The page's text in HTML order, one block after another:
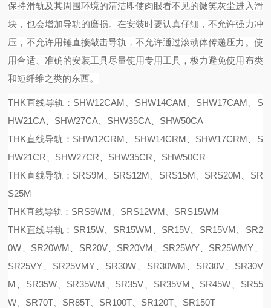
保持滑轨及其周围环境的清洁即使肉眼看不见的微笑灰尘进入滑
块，也会增加导轨的磨损。 在安装时要认真仔细，不允许强力冲
压，不允许用锤直接敲击导轨，不允许通过滚动体传递压力。 使
用合适、准确的安装工具尽量使用专用工具，极力避免使用布类
和短纤维之类的东西。
THK直线导轨：SHW12CAM、SHW14CAM、SHW17CAM、S
HW21CA、SHW27CA、SHW35CA、SHW50CA
THK直线导轨：SHW12CRM、SHW14CRM、SHW17CRM、S
HW21CR、SHW27CR、SHW35CR、SHW50CR
THK直线导轨：SRS9M、SRS12M、SRS15M、SRS20M、SR
S25M
THK直线导轨：SRS9WM、SRS12WM、SRS15WM
THK直线导轨：SR15W、SR15WM、SR15V、SR15VM、SR2
0W、SR20WM、SR20V、SR20VM、SR25WY、SR25WMY、
SR25VY、SR25VMY、SR30W、SR30WM、SR30V、SR30V
M、SR35W、SR35WM、SR35V、SR35VM、SR45W、SR55
W、SR70T、SR85T、SR100T、SR120T、SR150T